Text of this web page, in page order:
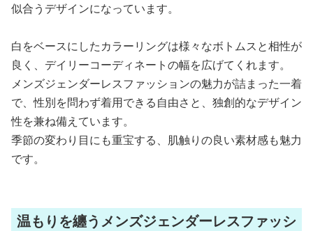
似合うデザインになっています。
白をベースにしたカラーリングは様々なボトムスと相性が
良く、デイリーコーディネートの幅を広げてくれます。
メンズジェンダーレスファッションの魅力が詰まった一着
で、性別を問わず着用できる自由さと、独創的なデザイン
性を兼ね備えています。
季節の変わり目にも重宝する、肌触りの良い素材感も魅力
です。
温もりを纏うメンズジェンダーレスファッシ